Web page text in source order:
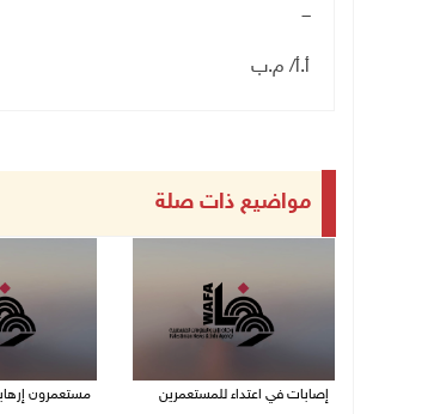
ـــ
أ.أ/ م.ب
مواضيع ذات صلة
إصابات في اعتداء للمستعمرين
مستعمرون